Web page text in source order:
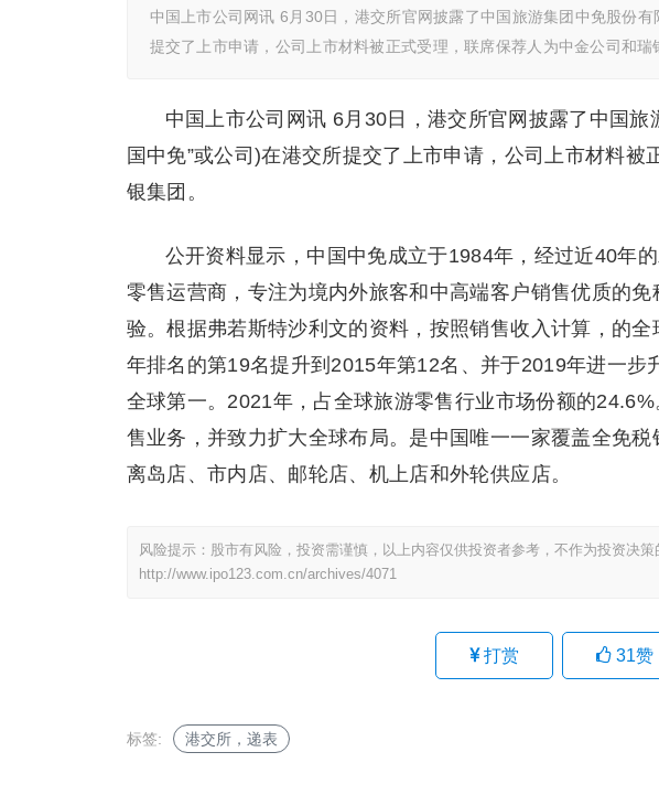
中国上市公司网讯 6月30日，港交所官网披露了中国旅游集团中免股份
提交了上市申请，公司上市材料被正式受理，联席保荐人为中金公司和瑞
中国上市公司网讯 6月30日，港交所官网披露了中国旅
国中免”或公司)在港交所提交了上市申请，公司上市材料
银集团。
公开资料显示，中国中免成立于1984年，经过近40年
零售运营商，专注为境内外旅客和中高端客户销售优质的
验。根据弗若斯特沙利文的资料，按照销售收入计算，的
年排名的第19名提升到2015年第12名、并于2019年进一步
全球第一。2021年，占全球旅游零售行业市场份额的
售业务，并致力扩大全球布局。是中国唯一一家覆盖全免税
离岛店、市内店、邮轮店、机上店和外轮供应店。
风险提示：股市有风险，投资需谨慎，以上内容仅供投资者参考，不作为投资决策
http://www.ipo123.com.cn/archives/4071
打赏 31赞
标签: 港交所，递表